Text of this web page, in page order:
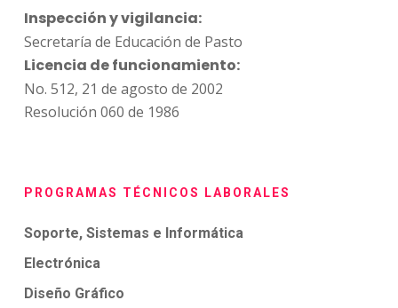
Inspección y vigilancia:
Secretaría de Educación de Pasto
Licencia de funcionamiento:
No. 512, 21 de agosto de 2002
Resolución 060 de 1986
PROGRAMAS TÉCNICOS LABORALES
Soporte, Sistemas e Informática
Electrónica
Diseño Gráfico